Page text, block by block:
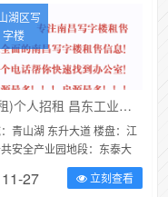
湖区写
字楼
(出租)个人招租 昌东工业园写字楼出租 同城信息
青山湖 东升大道 楼盘：江
安全产业园地段：东泰大
号附近或江西公共安全产业
别：写字楼（可注册公司）
11-27 立刻查看